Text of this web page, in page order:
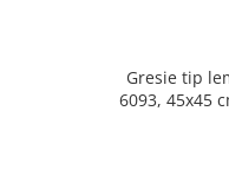
Gresie tip
6093, 45x45